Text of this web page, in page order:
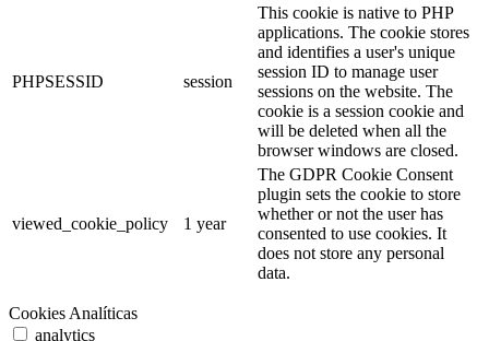
PHPSESSID session
This cookie is native to PHP
applications. The cookie stores
and identifies a user's unique
session ID to manage user
sessions on the website. The
cookie is a session cookie and
will be deleted when all the
browser windows are closed.
viewed_cookie_policy 1 year
The GDPR Cookie Consent
plugin sets the cookie to store
whether or not the user has
consented to use cookies. It
does not store any personal
data.
Cookies Analíticas
analytics